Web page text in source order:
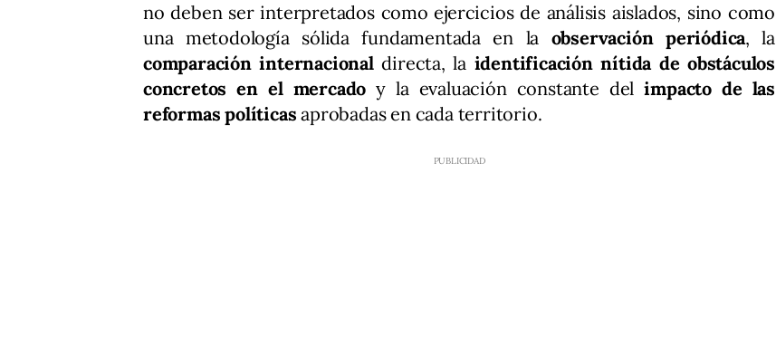
no deben ser interpretados como ejercicios de análisis aislados, sino como
una metodología sólida fundamentada en la observación periódica, la
comparación internacionaldirecta, la identificación nítida de obstáculos
concretos en el mercado y la evaluación constante delimpacto de las
reformas políticas aprobadas en cada territorio.